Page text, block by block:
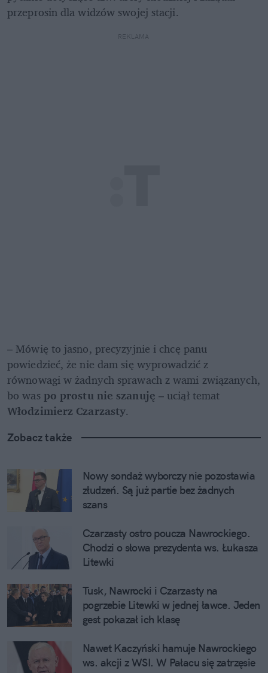
przeprosin dla widzów swojej stacji.
REKLAMA
– Mówię to jasno, precyzyjnie i chcę panu
powiedzieć, że nie dam się wyprowadzić z
równowagi w żadnych sprawach z wami związanych,
bo was po prostu nie szanuję
Włodzimierz Czarzasty.
Zobacz także
Nowy sondaż wyborczy nie pozostawia
złudzeń. Są już partie bez żadnych
szans
Czarzasty ostro poucza Nawrockiego.
Chodzi o słowa prezydenta ws. Łukasza
Litewki
Tusk, Nawrocki i Czarzasty na
pogrzebie Litewki w jednej ławce. Jeden
gest pokazał ich klasę
Nawet Kaczyński hamuje Nawrockiego
ws. akcji z WSI. W Pałacu się zatrzęsie